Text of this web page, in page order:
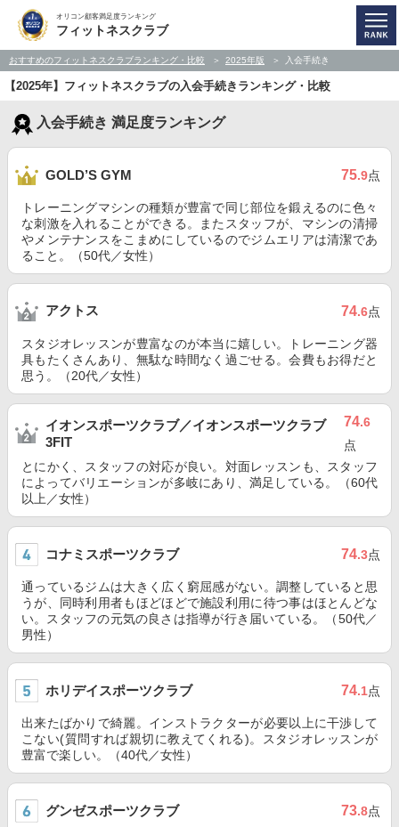
オリコン顧客満足度ランキング
フィットネスクラブ
おすすめのフィットネスクラブランキング・比較 2025年版 入会手続き
【2025年】フィットネスクラブの入会手続きランキング・比較
入会手続き 満足度ランキング
GOLD’S GYM 75.9点
トレーニングマシンの種類が豊富で同じ部位を鍛えるのに色々
な刺激を入れることができる。またスタッフが、マシンの清掃
やメンテナンスをこまめにしているのでジムエリアは清潔であ
ること。（50代／女性）
アクトス 74.6点
スタジオレッスンが豊富なのが本当に嬉しい。トレーニング器
具もたくさんあり、無駄な時間なく過ごせる。会費もお得だと
思う。（20代／女性）
イオンスポーツクラブ／イオンスポーツクラブ
3FIT
74.6
点
とにかく、スタッフの対応が良い。対面レッスンも、スタッフ
によってバリエーションが多岐にあり、満足している。（60代
以上／女性）
コナミスポーツクラブ 74.3点
通っているジムは大きく広く窮屈感がない。調整していると思
うが、同時利用者もほどほどで施設利用に待つ事はほとんどな
い。スタッフの元気の良さは指導が行き届いている。（50代／
男性）
ホリデイスポーツクラブ 74.1点
出来たばかりで綺麗。インストラクターが必要以上に干渉して
こない(質問すれば親切に教えてくれる)。スタジオレッスンが
豊富で楽しい。（40代／女性）
グンゼスポーツクラブ 73.8点